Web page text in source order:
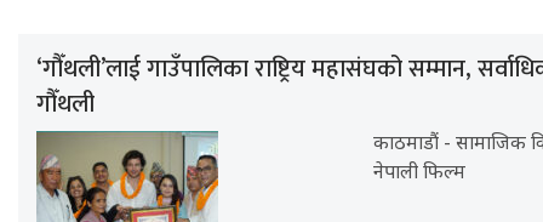
‘गौँथली’लाई गाउँपालिका राष्ट्रिय महासंघको सम्मान,
गौँथली
काठमाडौं - सामाजिक
नेपाली फिल्म